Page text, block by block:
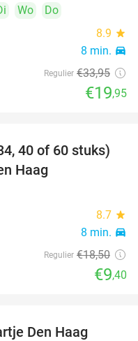
Wo
Do
8.9 star
8 min. directions_car
Regulier €33,95
€19,95
49%
40 of 60 stuks)
Haag
8.7 star
8 min. directions_car
Regulier €18,50
€9,40
Den Haag